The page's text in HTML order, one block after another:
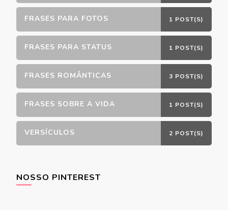
FRASES PARA FOTOS 1 POST(S)
FRASES PARA STATUS 1 POST(S)
FRASES ROMÂNTICAS 3 POST(S)
FRASES SOBRE A VIDA 1 POST(S)
VERSÍCULOS 2 POST(S)
NOSSO PINTEREST